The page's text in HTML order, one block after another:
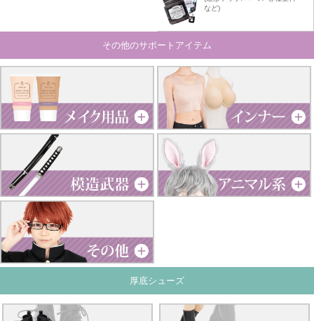
など)
その他のサポートアイテム
厚底シューズ